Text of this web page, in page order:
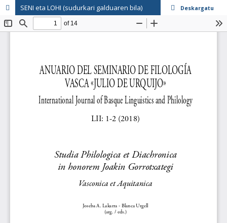
SENI eta LOHI (sudurkari galduaren bila) Deskargatu